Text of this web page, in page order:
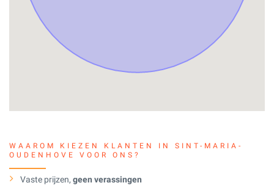
WAAROM KIEZEN KLANTEN IN SINT-MARIA-
OUDENHOVE VOOR ONS?
Vaste prijzen, geen verassingen